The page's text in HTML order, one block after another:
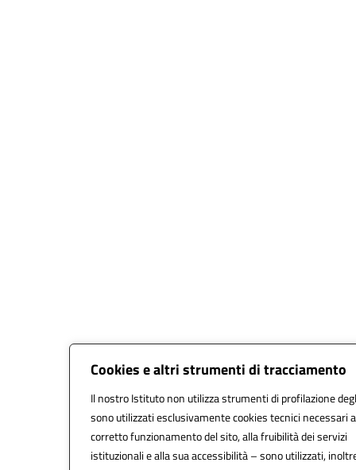
Cookies e altri strumenti di tracciamento
Il nostro Istituto non utilizza strumenti di profilazione
sono utilizzati esclusivamente cookies tecnici necessari
corretto funzionamento del sito, alla fruibilità dei servizi
istituzionali e alla sua accessibilità – sono utilizzati,